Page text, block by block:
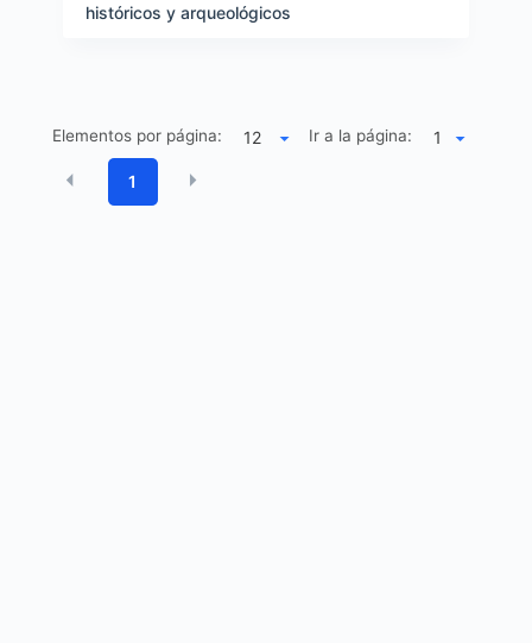
históricos y arqueológicos
Elementos por página: Ir a la página:
1